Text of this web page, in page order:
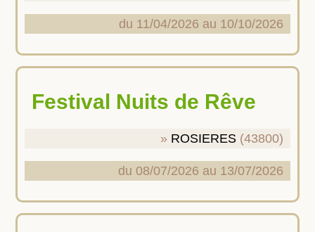
du 11/04/2026 au 10/10/2026
Festival Nuits de Rêve
ROSIERES (43800)
du 08/07/2026 au 13/07/2026